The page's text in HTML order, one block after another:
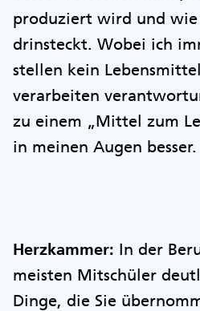
produziert wird und
drinsteckt. Wobei ich
stellen kein
verarbeiten
zu einem „Mittel zum
in meinen Augen besser.
Herzkammer: In der
meisten Mitschüler
Dinge, die Sie